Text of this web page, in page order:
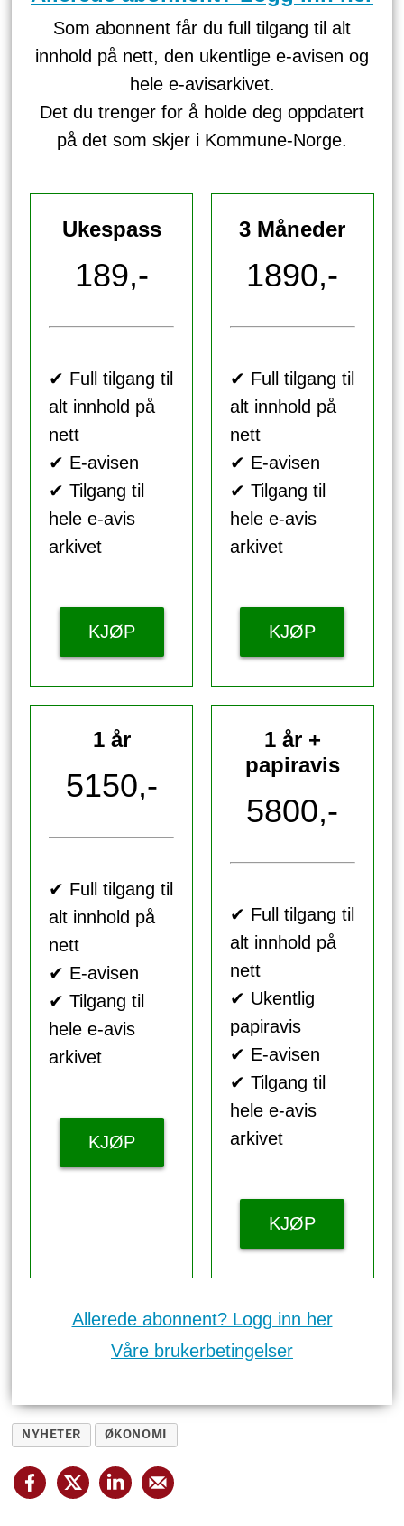
Som abonnent får du full tilgang til alt
innhold på nett, den ukentlige e-avisen og
hele e-avisarkivet.
Det du trenger for å holde deg oppdatert
på det som skjer i Kommune-Norge.
Ukespass
189,-
✔ Full tilgang til
alt innhold på
nett
✔ E-avisen
✔ Tilgang til
hele e-avis
arkivet
KJØP
3 Måneder
1890,-
✔ Full tilgang til
alt innhold på
nett
✔ E-avisen
✔ Tilgang til
hele e-avis
arkivet
KJØP
1 år
5150,-
✔ Full tilgang til
alt innhold på
nett
✔ E-avisen
✔ Tilgang til
hele e-avis
arkivet
KJØP
1 år +
papiravis
5800,-
✔ Full tilgang til
alt innhold på
nett
✔ Ukentlig
papiravis
✔ E-avisen
✔ Tilgang til
hele e-avis
arkivet
KJØP
Allerede abonnent? Logg inn her
Våre brukerbetingelser
NYHETER ØKONOMI